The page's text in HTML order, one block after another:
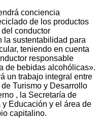
conciencia
de los productos
conductor
la sustentabilidad para
teniendo en cuenta
responsable
de bebidas alcohólicas».
un trabajo integral entre
Turismo y Desarrollo
, la Secretaría de
Educación y el área de
capitalino.